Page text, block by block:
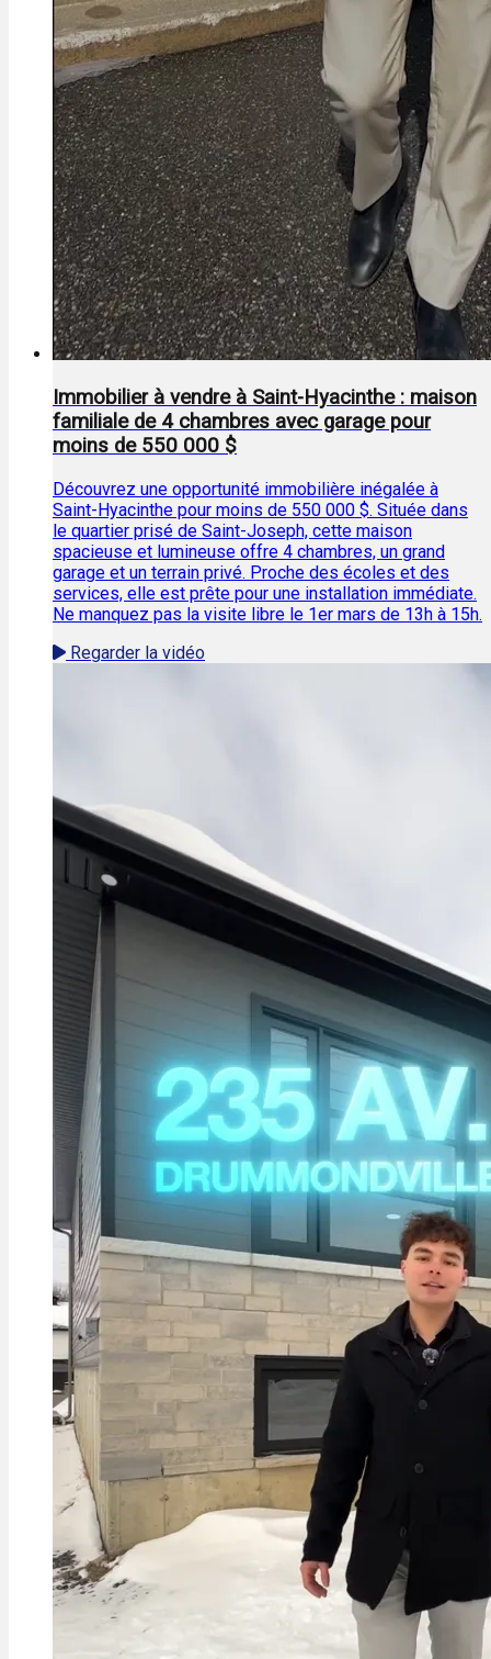
Immobilier à vendre à Saint-Hyacinthe : maison
familiale de 4 chambres avec garage pour
moins de 550 000 $
Découvrez une opportunité immobilière inégalée à
Saint-Hyacinthe pour moins de 550 000 $. Située dans
le quartier prisé de Saint-Joseph, cette maison
spacieuse et lumineuse offre 4 chambres, un grand
garage et un terrain privé. Proche des écoles et des
services, elle est prête pour une installation immédiate.
Ne manquez pas la visite libre le 1er mars de 13h à 15h.
Regarder la vidéo